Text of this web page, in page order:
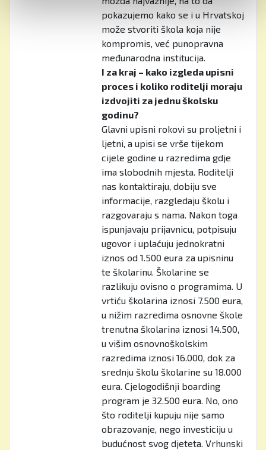
pokazujemo kako se i u Hrvatskoj
može stvoriti škola koja nije
kompromis, već punopravna
međunarodna institucija.
I za kraj – kako izgleda upisni
proces i koliko roditelji moraju
izdvojiti za jednu školsku
godinu?
Glavni upisni rokovi su proljetni i
ljetni, a upisi se vrše tijekom
cijele godine u razredima gdje
ima slobodnih mjesta. Roditelji
nas kontaktiraju, dobiju sve
informacije, razgledaju školu i
razgovaraju s nama. Nakon toga
ispunjavaju prijavnicu, potpisuju
ugovor i uplaćuju jednokratni
iznos od 1.500 eura za upisninu
te školarinu. Školarine se
razlikuju ovisno o programima. U
vrtiću školarina iznosi 7.500 eura,
u nižim razredima osnovne škole
trenutna školarina iznosi 14.500,
u višim osnovnoškolskim
razredima iznosi 16.000, dok za
srednju školu školarine su 18.000
eura. Cjelogodišnji boarding
program je 32.500 eura. No, ono
što roditelji kupuju nije samo
obrazovanje, nego investiciju u
budućnost svog djeteta. Vrhunski